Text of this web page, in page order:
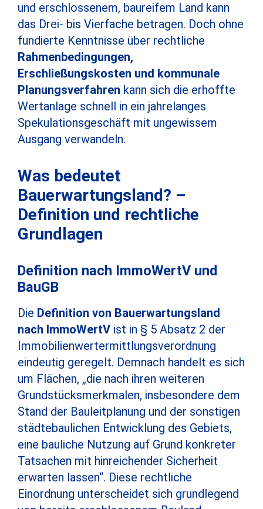
und erschlossenem, baureifem Land kann
das Drei- bis Vierfache betragen. Doch ohne
fundierte Kenntnisse über rechtliche
Rahmenbedingungen,
Erschließungskosten und kommunale
Planungsverfahren kann sich die erhoffte
Wertanlage schnell in ein jahrelanges
Spekulationsgeschäft mit ungewissem
Ausgang verwandeln.
Was bedeutet
Bauerwartungsland? –
Definition und rechtliche
Grundlagen
Definition nach ImmoWertV und
BauGB
Die Definition von Bauerwartungsland
nach ImmoWertV ist in § 5 Absatz 2 der
Immobilienwertermittlungsverordnung
eindeutig geregelt. Demnach handelt es sich
um Flächen, „die nach ihren weiteren
Grundstücksmerkmalen, insbesondere dem
Stand der Bauleitplanung und der sonstigen
städtebaulichen Entwicklung des Gebiets,
eine bauliche Nutzung auf Grund konkreter
Tatsachen mit hinreichender Sicherheit
erwarten lassen“. Diese rechtliche
Einordnung unterscheidet sich grundlegend